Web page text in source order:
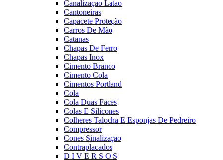
Canalizaçao Latao
Cantoneiras
Capacete Proteção
Carros De Mão
Catanas
Chapas De Ferro
Chapas Inox
Cimento Branco
Cimento Cola
Cimentos Portland
Cola
Cola Duas Faces
Colas E Silicones
Colheres Talocha E Esponjas De Pedreiro
Compressor
Cones Sinalizaçao
Contraplacados
D I V E R S O S